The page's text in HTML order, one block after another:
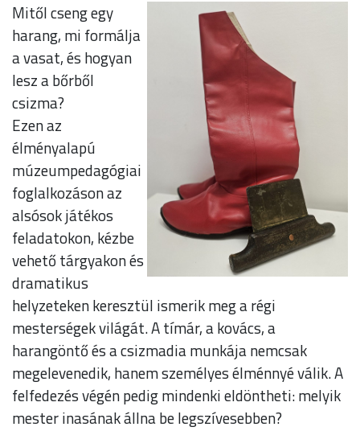
Mitől cseng egy
harang, mi formálja
a vasat, és hogyan
lesz a bőrből
csizma?
Ezen az
élményalapú
múzeumpedagógiai
foglalkozáson az
alsósok játékos
feladatokon, kézbe
vehető tárgyakon és
dramatikus
helyzeteken keresztül ismerik meg a régi
mesterségek világát. A tímár, a kovács, a
harangöntő és a csizmadia munkája nemcsak
megelevenedik, hanem személyes élménnyé válik. A
felfedezés végén pedig mindenki eldöntheti: melyik
mester inasának állna be legszívesebben?